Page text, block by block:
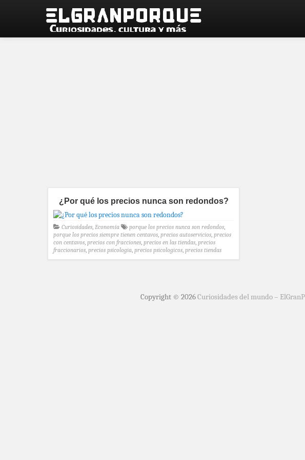
¿Por qué los precios nunca son redondos?
Curiosidades, Economía porque los precios nunca son redondos,
porque los precios siempre tienen centavos, precios autoservicios, precios
con centavos, precios con fracciones, precios en las tiendas, precios
fraccionarios, precios psicologia, precios psicologicos, precios tiendas
Copyright © 2026Curiosidades del mundo –